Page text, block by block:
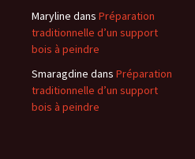
Maryline dans Préparation
traditionnelle d’un support
bois à peindre
Smaragdine dans Préparation
traditionnelle d’un support
bois à peindre